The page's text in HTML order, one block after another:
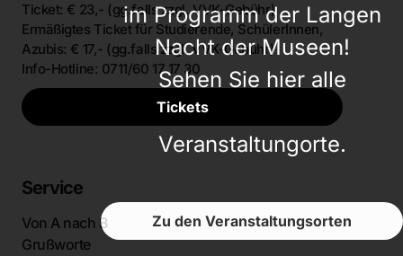
im Programm der Langen
Nacht der Museen!
Sehen Sie hier alle
teilnehmenden
Veranstaltungorte.
Zu den Veranstaltungsorten
Ticket: € 23,- (gg.falls zzgl. VVK-Gebühr)
Ermäßigtes Ticket für Studierende, SchülerInnen,
Azubis: € 17,- (gg.falls zzgl. VVK-Gebühr)
Info-Hotline: 0711/60 17 17 30
Tickets
Service
Von A nach B
Grußworte